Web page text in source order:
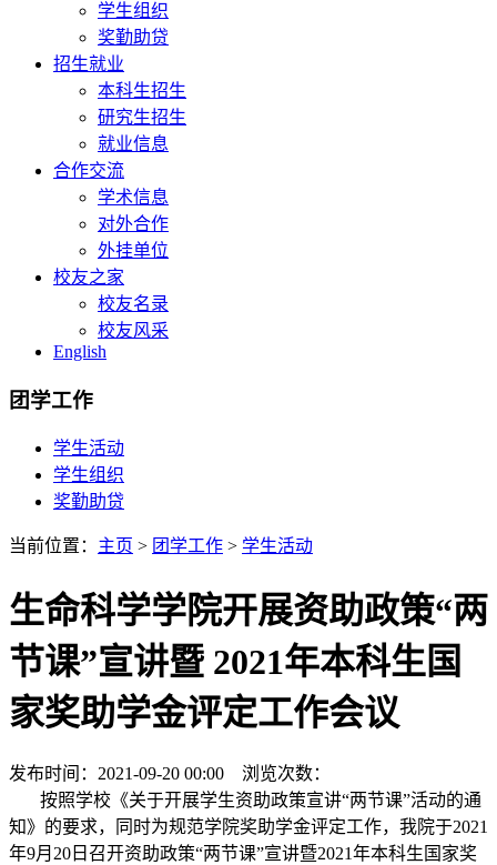
学生组织
奖勤助贷
招生就业
本科生招生
研究生招生
就业信息
合作交流
学术信息
对外合作
外挂单位
校友之家
校友名录
校友风采
English
团学工作
学生活动
学生组织
奖勤助贷
当前位置： 主页 > 团学工作 > 学生活动
生命科学学院开展资助政策“两
节课”宣讲暨 2021年本科生国
家奖助学金评定工作会议
发布时间：2021-09-20 00:00 浏览次数：
按照学校《关于开展学生资助政策宣讲“两节课”活动的通
知》的要求，同时为规范学院奖助学金评定工作，我院于2021
年9月20日召开资助政策“两节课”宣讲暨2021年本科生国家奖